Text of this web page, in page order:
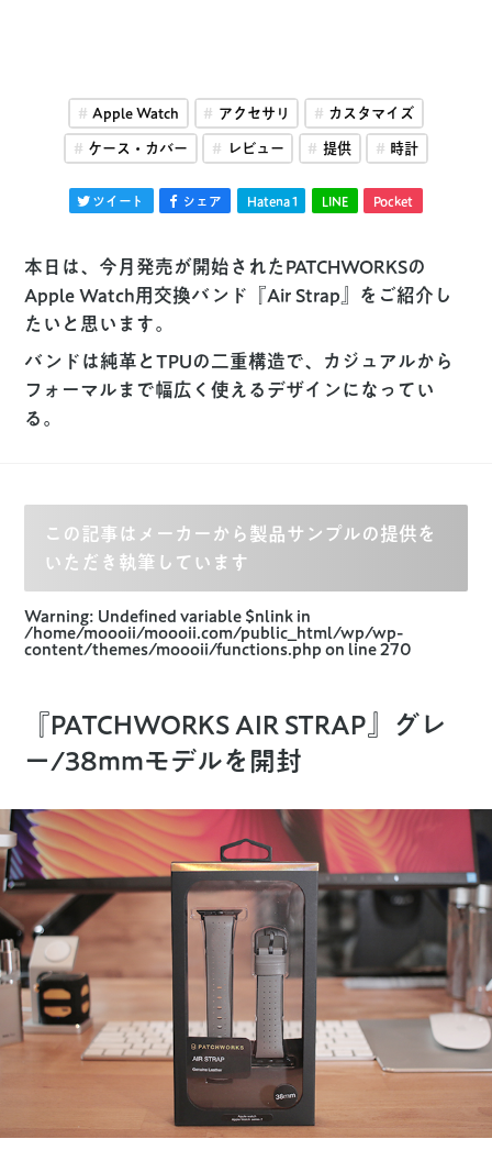
Apple Watch アクセサリ カスタマイズ
ケース・カバー レビュー 提供 時計
ツイート シェア Hatena1 LINE Pocket
本日は、今月発売が開始されたPATCHWORKSの
Apple Watch用交換バンド『Air Strap』をご紹介し
たいと思います。
バンドは純革とTPUの二重構造で、カジュアルから
フォーマルまで幅広く使えるデザインになってい
る。
この記事はメーカーから製品サンプルの提供を
いただき執筆しています
Warning: Undefined variable $nlink in
/home/moooii/moooii.com/public_html/wp/wp-
content/themes/moooii/functions.php on line270
『PATCHWORKS AIR STRAP』グレ
ー/38mmモデルを開封